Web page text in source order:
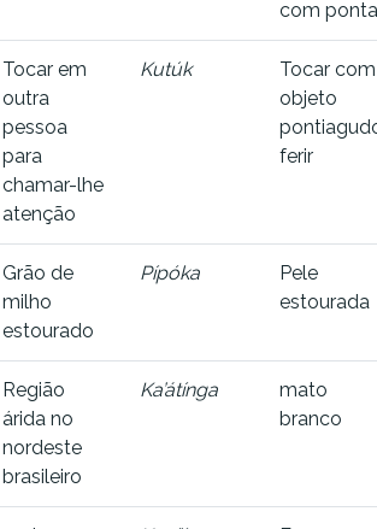
com ponta
Tocar em
outra
pessoa
para
chamar-lhe
atenção
Kutúk
Tocar com
objeto
ferir
Grão de
milho
estourado
Pípóka
Pele
estourada
Região
árida no
nordeste
brasileiro
Ka’átínga
mato
branco